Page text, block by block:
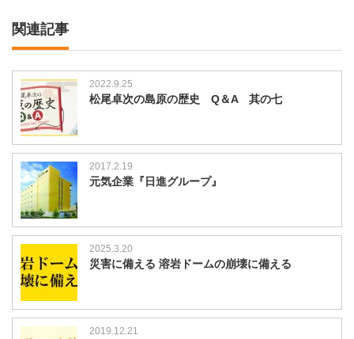
関連記事
2022.9.25
松尾卓次の島原の歴史 Q＆A 其の七
2017.2.19
元気企業『日進グループ』
2025.3.20
災害に備える 溶岩ドームの崩壊に備える
2019.12.21